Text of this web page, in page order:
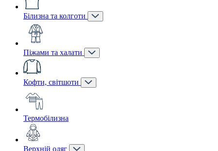
Білизна та колготи
Піжами та халати
Кофти, світшоти
Термобілизна
Верхній одяг